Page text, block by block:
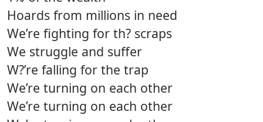
Hoards from millions in need
We’re fighting for th? scraps
We struggle and suffer
W?’re falling for the trap
We’re turning on each other
We’re turning on each other